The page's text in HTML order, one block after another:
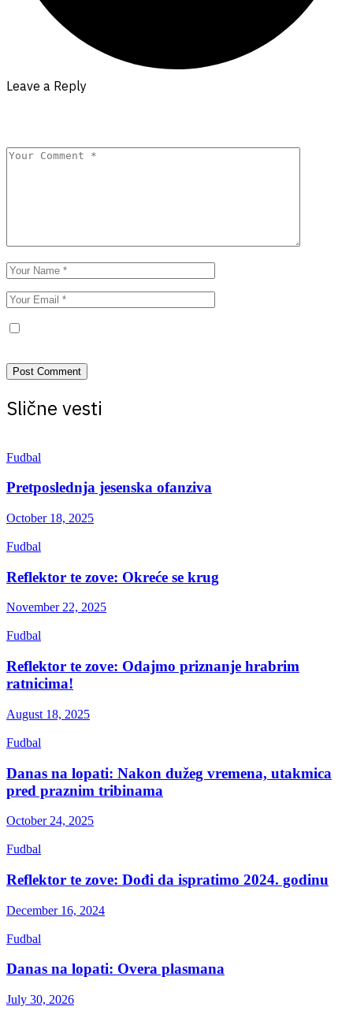
Leave a Reply
Slične vesti
Fudbal
Pretposlednja jesenska ofanziva
October 18, 2025
Fudbal
Reflektor te zove: Okreće se krug
November 22, 2025
Fudbal
Reflektor te zove: Odajmo priznanje hrabrim
ratnicima!
August 18, 2025
Fudbal
Danas na lopati: Nakon dužeg vremena, utakmica
pred praznim tribinama
October 24, 2025
Fudbal
Reflektor te zove: Dođi da ispratimo 2024. godinu
December 16, 2024
Fudbal
Danas na lopati: Overa plasmana
July 30, 2026